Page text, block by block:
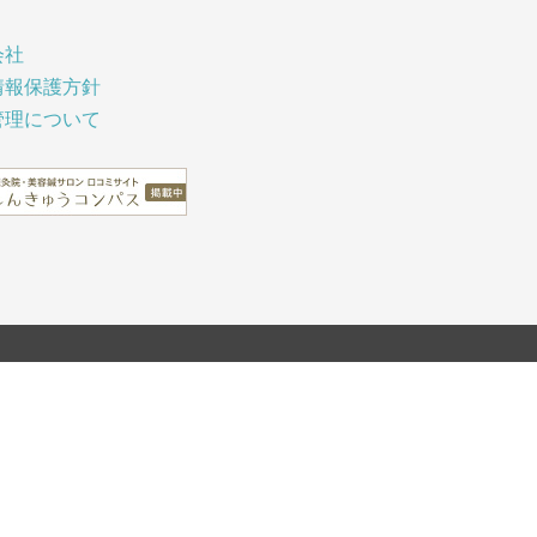
保護方針
について